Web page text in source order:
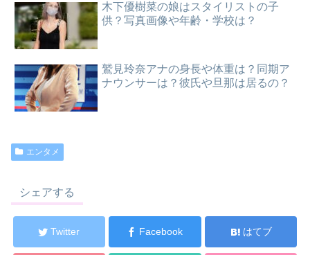
木下優樹菜の娘はスタイリストの子
供？写真画像や年齢・学校は？
鷲見玲奈アナの身長や体重は？同期ア
ナウンサーは？彼氏や旦那は居るの？
エンタメ
シェアする
Twitter Facebook はてブ